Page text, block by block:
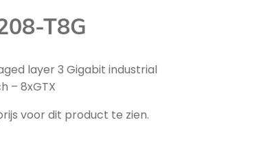
T8G
layer 3 Gigabit industrial
– 8xGTX
voor dit product te zien.